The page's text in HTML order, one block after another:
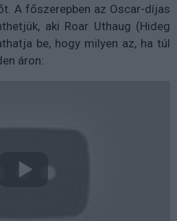
A főszerepben az Oscar-díjas
aki Roar Uthaug (Hideg
be, hogy milyen az, ha túl
áron: